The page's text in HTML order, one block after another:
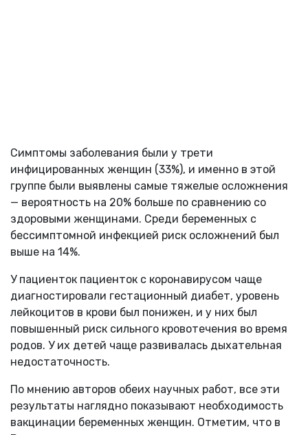
Симптомы заболевания были у трети
инфицированных женщин (33%), и именно в этой
группе были выявлены самые тяжелые осложнения
— вероятность на 20% больше по сравнению со
здоровыми женщинами. Среди беременных с
бессимптомной инфекцией риск осложнений был
выше на 14%.
У пациенток пациенток с коронавирусом чаще
диагностировали гестационный диабет, уровень
лейкоцитов в крови был понижен, и у них был
повышенный риск сильного кровотечения во время
родов. У их детей чаще развивалась дыхательная
недостаточность.
По мнению авторов обеих научных работ, все эти
результаты наглядно показывают необходимость
вакцинации беременных женщин. Отметим, что в